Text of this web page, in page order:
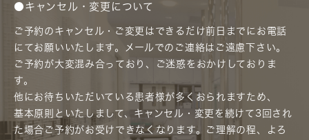
●キャンセル・変更について
ご予約のキャンセル・ご変更はできるだけ前日までにお電話
にてお願いいたします。メールでのご連絡はご遠慮下さい。
ご予約が大変混み合っており、ご迷惑をおかけしておりま
す。
他にお待ちいただいている患者様が多くおられますため、
基本原則といたしまして、キャンセル・変更を続けて3回され
た場合ご予約がお受けできなくなります。ご理解の程、よろ